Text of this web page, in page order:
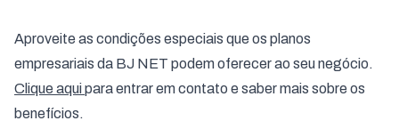
Aproveite as condições especiais que os planos
empresariais da BJ NET podem oferecer ao seu negócio.
Clique aquipara entrar em contato e saber mais sobre os
benefícios.